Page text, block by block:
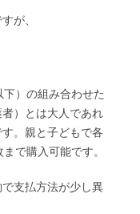
が、
）の組み合わせた
）とは大人であれ
。親と子どもで各
で購入可能です。
支払方法が少し異